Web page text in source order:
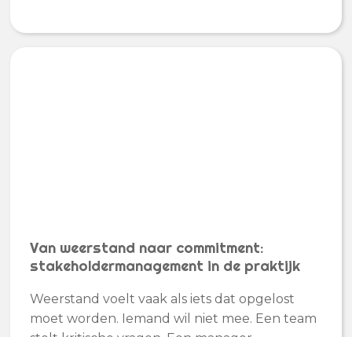
Van weerstand naar commitment:
stakeholdermanagement in de praktijk
Weerstand voelt vaak als iets dat opgelost
moet worden. Iemand wil niet mee. Een team